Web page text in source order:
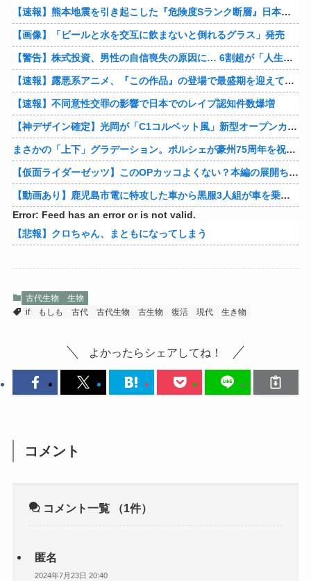
【速報】熊本地震を引き起こした『危険度Sランク断層』日本のド真ん中に10カ所もあると判明
【画像】「ビールと水を交互に飲まないと倒れるグラス」発売
【警告】株式投資、男性の自信喪失の原因に… 6割超が「人生の敗者」自認
【速報】露悪系アニメ、『この作品』の登場で最盛期を迎えてしまう…
【速報】不同意性交罪の影響で日本でのレイプ認知件数爆増
【神デザイン確定】光岡が「C1コルベット風」新型オープンカーの最新ティーザー画像を公開、マツダ・ロードスターの信頼性にレトロな外観がドッキング
まさかの「上下」グラデーション。ポルシェが豪州75周年を祝う特別モデル「911 Turbo S Land Down Under」を発表、1951年の「見果てぬ夢」が内外装に再現
【仮面ライダーゼッツ】このOPカッコよくない？本編の展開ちゃんと反映してて完成度高いし
【動画あり】鹿児島市電に特攻した車から黒服3人組が車を乗り捨てて逃走
Error: Feed has an error or is not valid.
【悲報】クロちゃん、まともになってしまう
古代生物
生物
if
もしも 古代 古代生物 古生物 復活 現代 生き物
よかったらシェアしてね！
コメント
コメント一覧 （1件）
匿名
2024年7月23日 20:40